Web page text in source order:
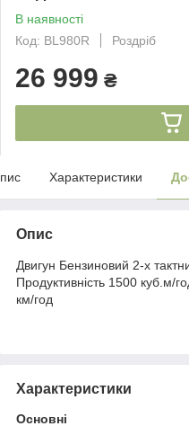
В наявності
Код: BL980R
Роздріб
26 999 ₴
Характеристики
Опис
Двигун Бензиновий 2-х
Продуктивність 1500 куб.м/
км/год
Характеристики
Основні